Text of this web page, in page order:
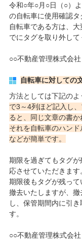
令和○年○月○日（○）
の自転車に使用確認
自転車である方は、
でにタグを取り外して
○○不動産管理株式
自転車に対しての
方法としては下記の
で3～4列ほど記入し
ると、同じ文章の書か
それを自転車のハン
などが簡単です。
期限を過ぎてもタグ
応させていただきます
期限後もタグが残っ
撤去いたしますが、
し、保管期間内に引
す。
○○不動産管理株式